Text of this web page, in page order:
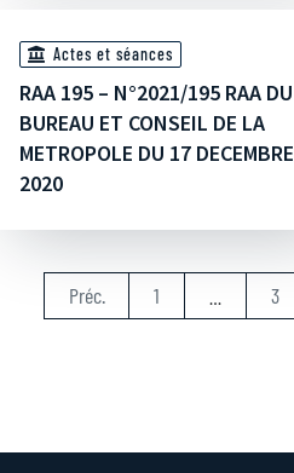
Actes et séances
RAA 195 – N°2021/195 RAA DU
BUREAU ET CONSEIL DE LA
METROPOLE DU 17 DECEMBRE
2020
Préc. 1 3